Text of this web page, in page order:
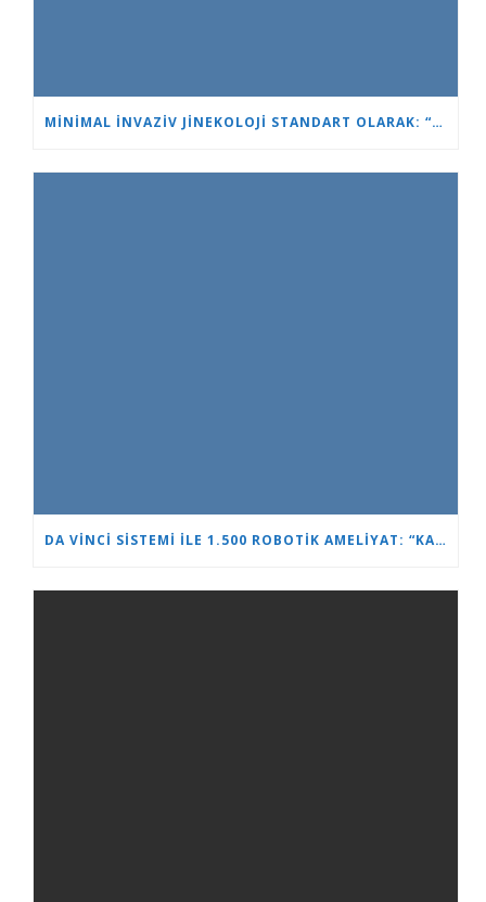
MINIMAL İNVAZIV JINEKOLOJI STANDART OLARAK: “KALP VE BEYIN”DE YENI NESIL UZMANLAR EĞITILIYOR
DA VINCI SISTEMI ILE 1.500 ROBOTIK AMELIYAT: “KALP VE BEYIN” ÜROLOJIDE LIDERLIĞINI PEKIŞTIRIYOR